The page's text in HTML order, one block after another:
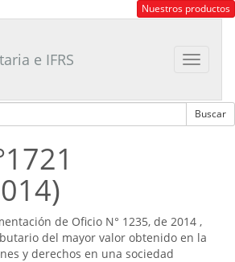
Nuestros productos
Toggle
e IFRS
de Oficio N° 1235, de 2014 ,
del mayor valor obtenido en la
y derechos en una sociedad